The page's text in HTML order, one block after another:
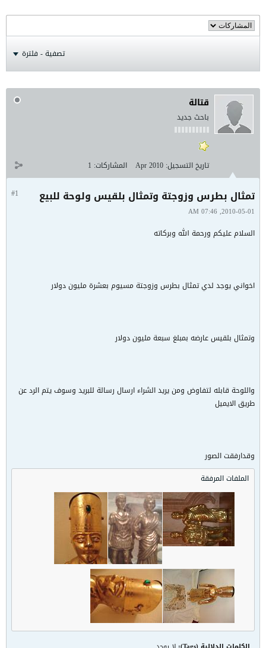
تصفية - فلترة
قتالة
باحث جديد
تاريخ التسجيل: Apr 2010 المشاركات: 1
#1 تمثال بطرس وزوجتة وتمثال بلقيس ولوحة للبيع
2010-05-01, 07:46 AM
السلام عليكم ورحمة الله وبركاته
اخواني يوجد لدي تمثال بطرس وزوجتة مسيوم بعشرة مليون دولار
وتمثال بلقيس عارضه بمبلغ سبعة مليون دولار
واللوحة قابله لتفاوض ومن يريد الشراء ارسال رسالة للبريد وسوف يتم الرد عن
طريق الايميل
وقدارفقت الصور
الملفات المرفقة